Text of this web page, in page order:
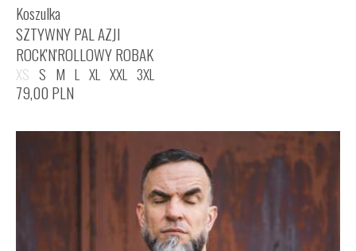
Koszulka
SZTYWNY PAL AZJI
ROCK'N'ROLLOWY ROBAK
XS S M L XL XXL 3XL
79,00 PLN